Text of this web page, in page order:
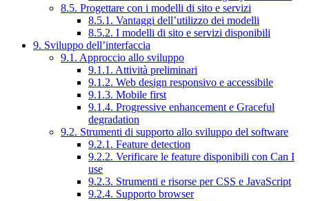
8.5. Progettare con i modelli di sito e servizi
8.5.1. Vantaggi dell’utilizzo dei modelli
8.5.2. I modelli di sito e servizi disponibili
9. Sviluppo dell’interfaccia
9.1. Approccio allo sviluppo
9.1.1. Attività preliminari
9.1.2. Web design responsivo e accessibile
9.1.3. Mobile first
9.1.4. Progressive enhancement e Graceful
degradation
9.2. Strumenti di supporto allo sviluppo del software
9.2.1. Feature detection
9.2.2. Verificare le feature disponibili con Can I
use
9.2.3. Strumenti e risorse per CSS e JavaScript
9.2.4. Supporto browser